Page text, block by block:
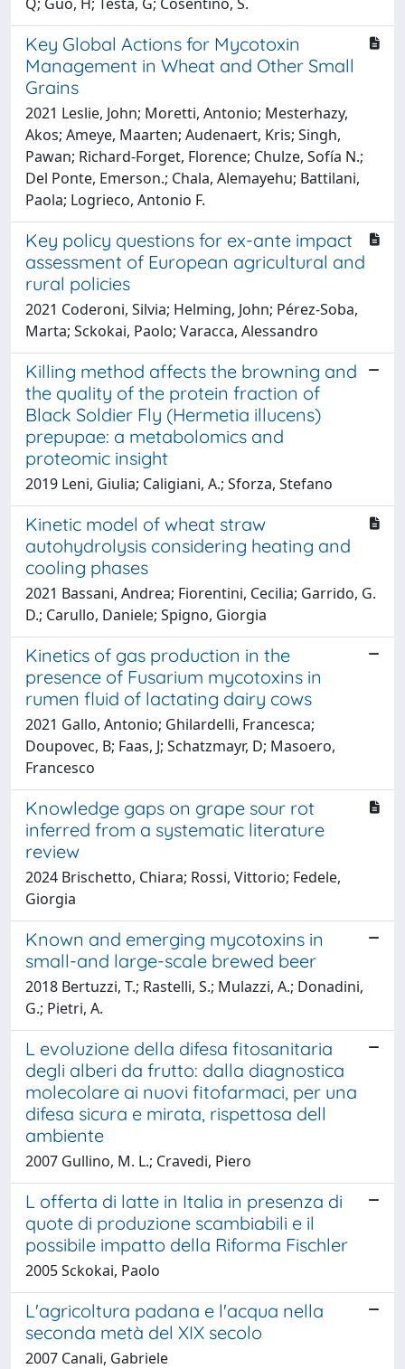
Key Global Actions for Mycotoxin
Management in Wheat and Other Small
Grains
2021 Leslie, John; Moretti, Antonio; Mesterhazy,
Akos; Ameye, Maarten; Audenaert, Kris; Singh,
Pawan; Richard-Forget, Florence; Chulze, Sofía N.;
Del Ponte, Emerson.; Chala, Alemayehu; Battilani,
Paola; Logrieco, Antonio F.
Key policy questions for ex-ante impact
assessment of European agricultural and
rural policies
2021 Coderoni, Silvia; Helming, John; Pérez-Soba,
Marta; Sckokai, Paolo; Varacca, Alessandro
Killing method affects the browning and
the quality of the protein fraction of
Black Soldier Fly (Hermetia illucens)
prepupae: a metabolomics and
proteomic insight
2019 Leni, Giulia; Caligiani, A.; Sforza, Stefano
Kinetic model of wheat straw
autohydrolysis considering heating and
cooling phases
2021 Bassani, Andrea; Fiorentini, Cecilia; Garrido, G.
D.; Carullo, Daniele; Spigno, Giorgia
Kinetics of gas production in the
presence of Fusarium mycotoxins in
rumen fluid of lactating dairy cows
2021 Gallo, Antonio; Ghilardelli, Francesca;
Doupovec, B; Faas, J; Schatzmayr, D; Masoero,
Francesco
Knowledge gaps on grape sour rot
inferred from a systematic literature
review
2024 Brischetto, Chiara; Rossi, Vittorio; Fedele,
Giorgia
Known and emerging mycotoxins in
small-and large-scale brewed beer
2018 Bertuzzi, T.; Rastelli, S.; Mulazzi, A.; Donadini,
G.; Pietri, A.
L evoluzione della difesa fitosanitaria
degli alberi da frutto: dalla diagnostica
molecolare ai nuovi fitofarmaci, per una
difesa sicura e mirata, rispettosa dell
ambiente
2007 Gullino, M. L.; Cravedi, Piero
L offerta di latte in Italia in presenza di
quote di produzione scambiabili e il
possibile impatto della Riforma Fischler
2005 Sckokai, Paolo
L'agricoltura padana e l'acqua nella
seconda metà del XIX secolo
2007 Canali, Gabriele